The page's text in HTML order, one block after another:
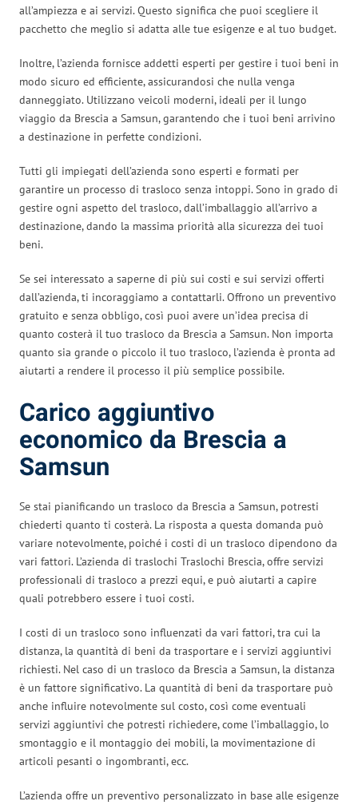
all’ampiezza e ai servizi. Questo significa che puoi scegliere il
pacchetto che meglio si adatta alle tue esigenze e al tuo budget.
Inoltre, l’azienda fornisce addetti esperti per gestire i tuoi beni in
modo sicuro ed efficiente, assicurandosi che nulla venga
danneggiato. Utilizzano veicoli moderni, ideali per il lungo
viaggio da Brescia a Samsun, garantendo che i tuoi beni arrivino
a destinazione in perfette condizioni.
Tutti gli impiegati dell’azienda sono esperti e formati per
garantire un processo di trasloco senza intoppi. Sono in grado di
gestire ogni aspetto del trasloco, dall’imballaggio all’arrivo a
destinazione, dando la massima priorità alla sicurezza dei tuoi
beni.
Se sei interessato a saperne di più sui costi e sui servizi offerti
dall’azienda, ti incoraggiamo a contattarli. Offrono un preventivo
gratuito e senza obbligo, così puoi avere un’idea precisa di
quanto costerà il tuo trasloco da Brescia a Samsun. Non importa
quanto sia grande o piccolo il tuo trasloco, l’azienda è pronta ad
aiutarti a rendere il processo il più semplice possibile.
Carico aggiuntivo
economico da Brescia a
Samsun
Se stai pianificando un trasloco da Brescia a Samsun, potresti
chiederti quanto ti costerà. La risposta a questa domanda può
variare notevolmente, poiché i costi di un trasloco dipendono da
vari fattori. L’azienda di traslochi Traslochi Brescia, offre servizi
professionali di trasloco a prezzi equi, e può aiutarti a capire
quali potrebbero essere i tuoi costi.
I costi di un trasloco sono influenzati da vari fattori, tra cui la
distanza, la quantità di beni da trasportare e i servizi aggiuntivi
richiesti. Nel caso di un trasloco da Brescia a Samsun, la distanza
è un fattore significativo. La quantità di beni da trasportare può
anche influire notevolmente sul costo, così come eventuali
servizi aggiuntivi che potresti richiedere, come l’imballaggio, lo
smontaggio e il montaggio dei mobili, la movimentazione di
articoli pesanti o ingombranti, ecc.
L’azienda offre un preventivo personalizzato in base alle esigenze